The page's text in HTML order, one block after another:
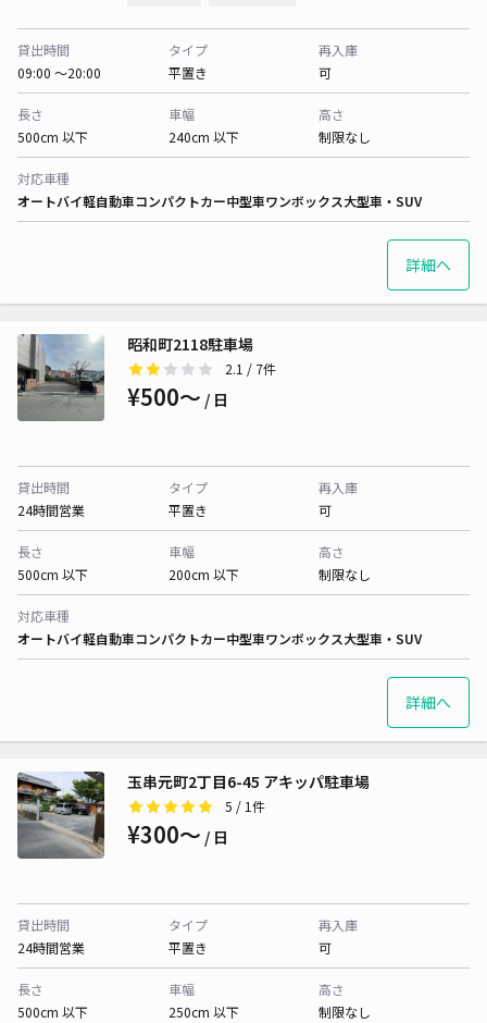
貸出時間
09:00 〜20:00
タイプ
平置き
再入庫
可
長さ
500cm 以下
車幅
240cm 以下
高さ
制限なし
対応車種
オートバイ軽自動車コンパクトカー中型車ワンボックス大型車・SUV
詳細へ
昭和町2118駐車場
2.1 / 7件
¥500〜 / 日
貸出時間
24時間営業
タイプ
平置き
再入庫
可
長さ
500cm 以下
車幅
200cm 以下
高さ
制限なし
対応車種
オートバイ軽自動車コンパクトカー中型車ワンボックス大型車・SUV
詳細へ
玉串元町2丁目6-45 アキッパ駐車場
5 / 1件
¥300〜 / 日
貸出時間
24時間営業
タイプ
平置き
再入庫
可
長さ
500cm 以下
車幅
250cm 以下
高さ
制限なし